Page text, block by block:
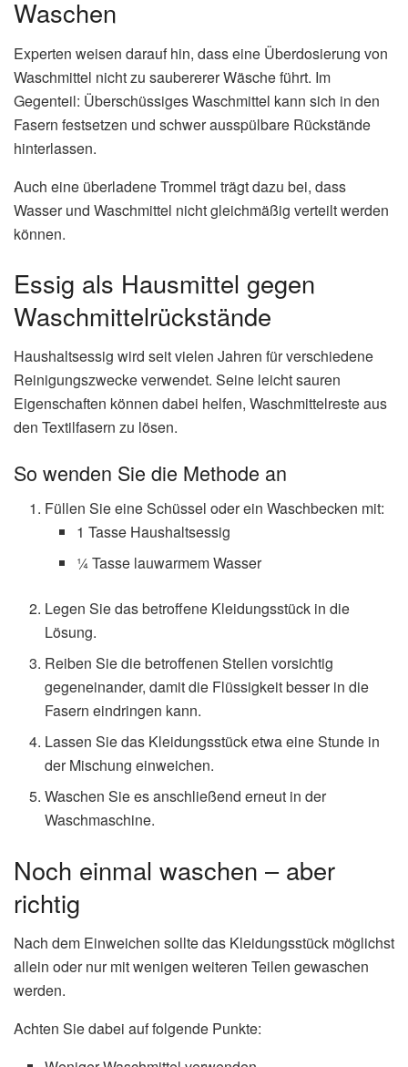
Waschen
Experten weisen darauf hin, dass eine Überdosierung von
Waschmittel nicht zu saubererer Wäsche führt. Im
Gegenteil: Überschüssiges Waschmittel kann sich in den
Fasern festsetzen und schwer ausspülbare Rückstände
hinterlassen.
Auch eine überladene Trommel trägt dazu bei, dass
Wasser und Waschmittel nicht gleichmäßig verteilt werden
können.
Essig als Hausmittel gegen
Waschmittelrückstände
Haushaltsessig wird seit vielen Jahren für verschiedene
Reinigungszwecke verwendet. Seine leicht sauren
Eigenschaften können dabei helfen, Waschmittelreste aus
den Textilfasern zu lösen.
So wenden Sie die Methode an
Füllen Sie eine Schüssel oder ein Waschbecken mit:
1 Tasse Haushaltsessig
¼ Tasse lauwarmem Wasser
Legen Sie das betroffene Kleidungsstück in die
Lösung.
Reiben Sie die betroffenen Stellen vorsichtig
gegeneinander, damit die Flüssigkeit besser in die
Fasern eindringen kann.
Lassen Sie das Kleidungsstück etwa eine Stunde in
der Mischung einweichen.
Waschen Sie es anschließend erneut in der
Waschmaschine.
Noch einmal waschen – aber
richtig
Nach dem Einweichen sollte das Kleidungsstück möglichst
allein oder nur mit wenigen weiteren Teilen gewaschen
werden.
Achten Sie dabei auf folgende Punkte: